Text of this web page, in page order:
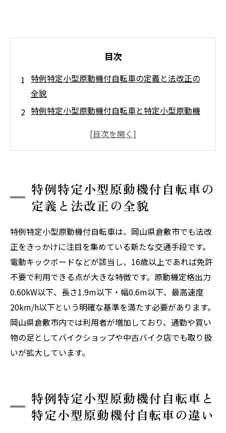
目次
特例特定小型原動機付自転車の定義と法改正の
全貌
特例特定小型原動機付自転車と特定小型原動機
法改正によるルールと要件のポイント
利用資格・保険・税金に関する基本事項
倉敷・岡山での登録手順と必要書類リスト
交通ルールと安全走行の実践ガイド
岡山県倉敷市における特例特定小型原動機付自
転車について
倉敷市で特例特定小型原動機付自転車が利用さ
れる理由
倉敷市について
店舗概要
関連エリア
特例特定小型原動機付自転車の
定義と法改正の全貌
特例特定小型原動機付自転車は、岡山県倉敷市でも法改
正をきっかけに注目を集めている新たな交通手段です。
電動キックボードなどが該当し、16歳以上であれば免許
不要で利用できる点が大きな特徴です。原動機定格出力
0.60kW以下、長さ1.9m以下・幅0.6m以下、最高速度
20km/h以下という明確な基準を満たす必要があります。
岡山県倉敷市内では利用者が増加しており、通勤や買い
物の足としてバイクショップや中古バイク店でも取り扱
いが拡大しています。
特例特定小型原動機付自転車と
特定小型原動機付自転車の違い